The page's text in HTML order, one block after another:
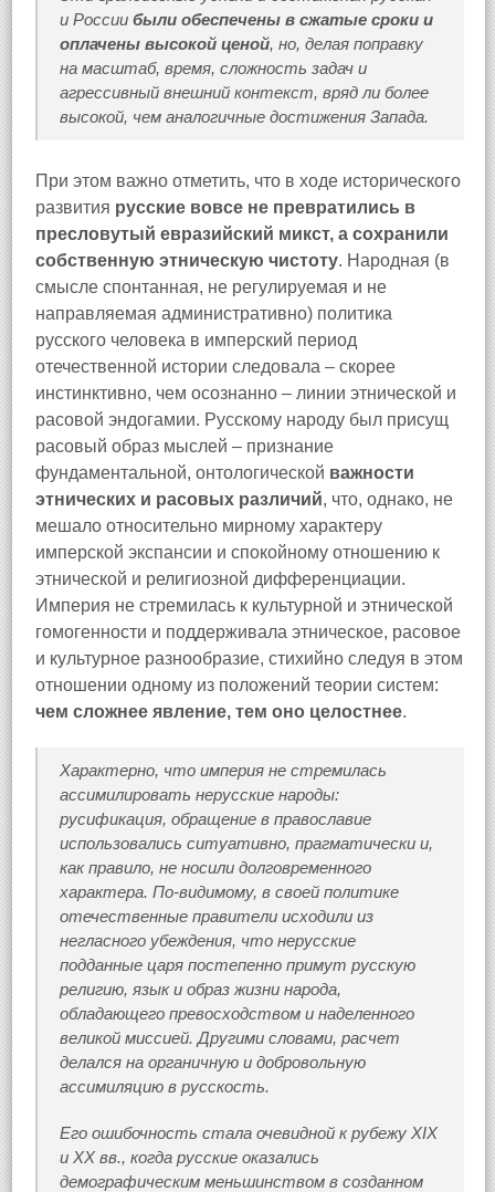
и России были обеспечены в сжатые сроки и
оплачены высокой ценой, но, делая поправку
на масштаб, время, сложность задач и
агрессивный внешний контекст, вряд ли более
высокой, чем аналогичные достижения Запада.
При этом важно отметить, что в ходе исторического
развития русские вовсе не превратились в
пресловутый евразийский микст, а сохранили
собственную этническую чистоту. Народная (в
смысле спонтанная, не регулируемая и не
направляемая административно) политика
русского человека в имперский период
отечественной истории следовала – скорее
инстинктивно, чем осознанно – линии этнической и
расовой эндогамии. Русскому народу был присущ
расовый образ мыслей – признание
фундаментальной, онтологической важности
этнических и расовых различий, что, однако, не
мешало относительно мирному характеру
имперской экспансии и спокойному отношению к
этнической и религиозной дифференциации.
Империя не стремилась к культурной и этнической
гомогенности и поддерживала этническое, расовое
и культурное разнообразие, стихийно следуя в этом
отношении одному из положений теории систем:
чем сложнее явление, тем оно целостнее.
Характерно, что империя не стремилась
ассимилировать нерусские народы:
русификация, обращение в православие
использовались ситуативно, прагматически и,
как правило, не носили долговременного
характера. По-видимому, в своей политике
отечественные правители исходили из
негласного убеждения, что нерусские
подданные царя постепенно примут русскую
религию, язык и образ жизни народа,
обладающего превосходством и наделенного
великой миссией. Другими словами, расчет
делался на органичную и добровольную
ассимиляцию в русскость.
Его ошибочность стала очевидной к рубежу XIX
и XX вв., когда русские оказались
демографическим меньшинством в созданном